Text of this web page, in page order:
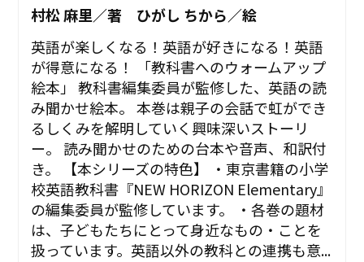
村松 麻里／著 ひがし ちから／絵
英語が楽しくなる！英語が好きになる！英語
が得意になる！ 「教科書へのウォームアップ
絵本」 教科書編集委員が監修した、英語の読
み聞かせ絵本。 本巻は親子の会話で虹ができ
るしくみを解明していく興味深いストーリ
ー。 読み聞かせのための台本や音声、和訳付
き。 【本シリーズの特色】 ・東京書籍の小学
校英語教科書『NEW HORIZON Elementary』
の編集委員が監修しています。 ・各巻の題材
は、子どもたちにとって身近なもの・ことを
扱っています。英語以外の教科との連携も意...